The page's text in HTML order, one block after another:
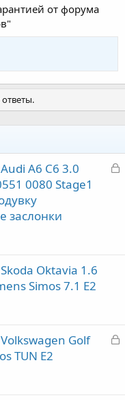
от форума
З
A6 C6 3.0
0080 Stage1
заслонки
Oktavia 1.6
Simos 7.1 E2
З
Golf
TUN Е2